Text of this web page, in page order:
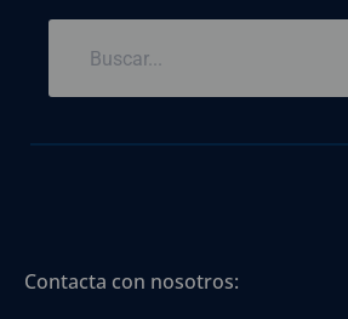
Contacta con nosotros: